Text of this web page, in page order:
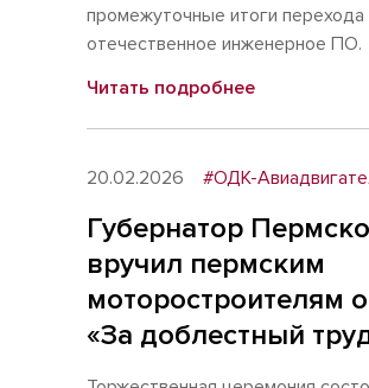
промежуточные итоги перехода
отечественное инженерное ПО.
Читать подробнее
20.02.2026 #ОДК-
Губернатор
вручил пермским
моторостроителям
«За доблестный